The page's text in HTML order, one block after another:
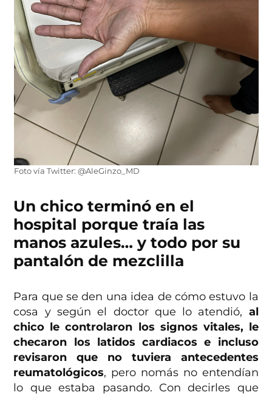
Foto vía Twitter: @AleGinzo_MD
Un chico terminó en el
hospital porque traía las
manos azules… y todo por su
pantalón de mezclilla
Para que se den una idea de cómo estuvo la
cosa y según el doctor que lo atendió, al
chico le controlaron los signos vitales, le
checaron los latidos cardiacos e incluso
revisaron que no tuviera antecedentes
reumatológicos, pero nomás no entendían
lo que estaba pasando. Con decirles que